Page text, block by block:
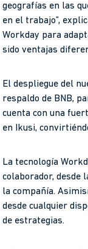
geografías en las
en el trabajo”,
Workday para
sido ventajas
El despliegue del
respaldo de BNB,
cuenta con una
en Ikusi,
La tecnología
colaborador, desde
la compañía.
desde cualquier
de estrategias.